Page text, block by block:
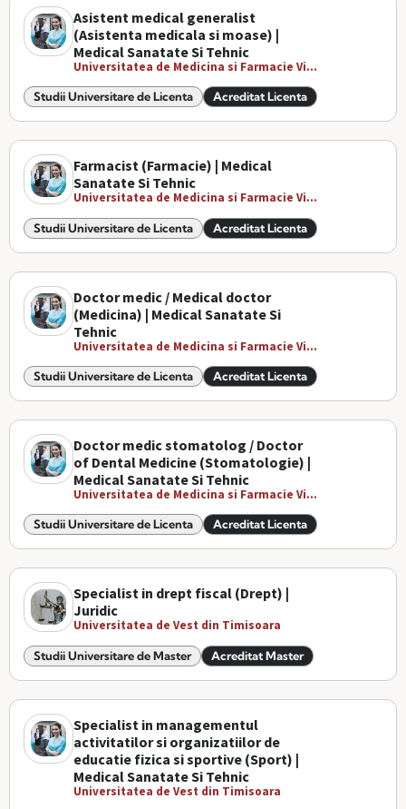
Asistent medical generalist
(Asistenta medicala si moase) |
Medical Sanatate Si Tehnic
Universitatea de Medicina si Farmacie Vi...
Studii Universitare de Licenta Acreditat Licenta
Farmacist (Farmacie) | Medical
Sanatate Si Tehnic
Universitatea de Medicina si Farmacie Vi...
Studii Universitare de Licenta Acreditat Licenta
Doctor medic / Medical doctor
(Medicina) | Medical Sanatate Si
Tehnic
Universitatea de Medicina si Farmacie Vi...
Studii Universitare de Licenta Acreditat Licenta
Doctor medic stomatolog / Doctor
of Dental Medicine (Stomatologie) |
Medical Sanatate Si Tehnic
Universitatea de Medicina si Farmacie Vi...
Studii Universitare de Licenta Acreditat Licenta
Specialist in drept fiscal (Drept) |
Juridic
Universitatea de Vest din Timisoara
Studii Universitare de Master Acreditat Master
Specialist in managementul
activitatilor si organizatiilor de
educatie fizica si sportive (Sport) |
Medical Sanatate Si Tehnic
Universitatea de Vest din Timisoara